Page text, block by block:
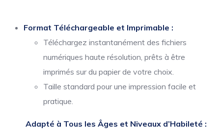
Format Téléchargeable et Imprimable :
Téléchargez instantanément des fichiers
numériques haute résolution, prêts à être
imprimés sur du papier de votre choix.
Taille standard pour une impression facile et
pratique.
Adapté à Tous les Âges et Niveaux d’Habileté :